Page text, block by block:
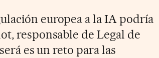
europea a la IA podría
responsable de Legal de
es un reto para las